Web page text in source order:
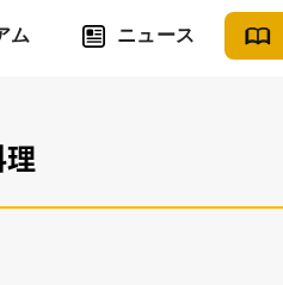
ム ニュース